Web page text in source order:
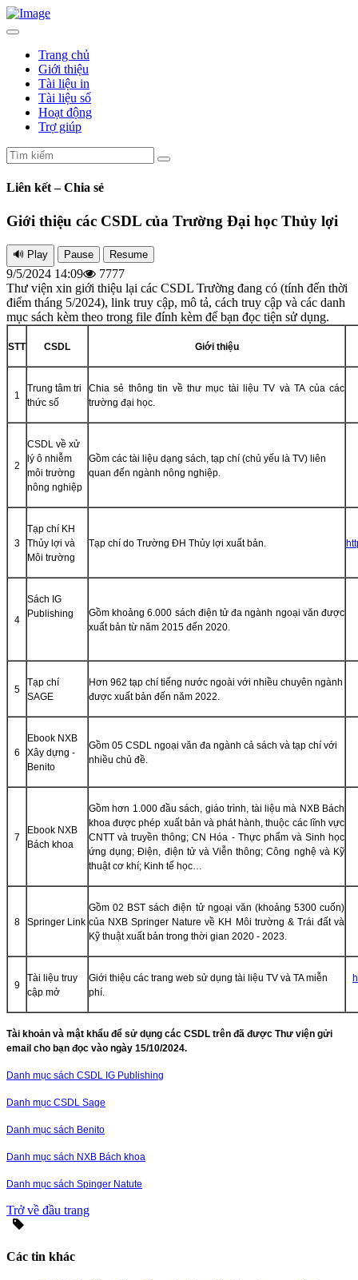
Trang chủ
Giới thiệu
Tài liệu in
Tài liệu số
Hoạt động
Trợ giúp
Liên kết – Chia sẻ
Giới thiệu các CSDL của Trường Đại học Thủy lợi
9/5/2024 14:09
7777
Thư viện xin giới thiệu lại các CSDL Trường đang có (tính đến thời
điểm tháng 5/2024), link truy cập, mô tả, cách truy cập và các danh
mục sách kèm theo trong file đính kèm để bạn đọc tiện sử dụng.
STT CSDL Giới thiệu
1
Trung tâm tri
thức số
Chia sẻ thông tin về thư mục tài liệu TV và TA của các
trường đại học.
2
CSDL về xử
lý ô nhiễm
môi trường
nông nghiệp
Gồm các tài liệu dạng sách, tạp chí (chủ yếu là TV) liên
quan đến ngành nông nghiệp.
3
Tạp chí KH
Thủy lợi và
Môi trường
Tạp chí do Trường ĐH Thủy lợi xuất bản.
4
Sách IG
Publishing
Gồm khoảng 6.000 sách điện tử đa ngành ngoại văn được
xuất bản từ năm 2015 đến 2020.
5
Tạp chí
SAGE
Hơn 962 tạp chí tiếng nước ngoài với nhiều chuyên ngành
được xuất bản đến năm 2022.
6
Ebook NXB
Xây dựng -
Benito
Gồm 05 CSDL ngoại văn đa ngành cả sách và tạp chí với
nhiều chủ đề.
7
Ebook NXB
Bách khoa
Gồm hơn 1.000 đầu sách, giáo trình, tài liệu mà NXB Bách
khoa được phép xuất bản và phát hành, thuộc các lĩnh vực
CNTT và truyền thông; CN Hóa - Thực phẩm và Sinh học
ứng dụng; Điện, điện tử và Viễn thông; Công nghệ và Kỹ
thuật cơ khí; Kinh tế học…
8 Springer Link
Gồm 02 BST sách điện tử ngoại văn (khoảng 5300 cuốn)
của NXB Springer Nature về KH Môi trường & Trái đất và
Kỹ thuật xuất bản trong thời gian 2020 - 2023.
9
Tài liệu truy
cập mở
Giới thiệu các trang web sử dụng tài liệu TV và TA miễn
phí.
Tài khoản và mật khẩu để sử dụng các CSDL trên đã được Thư viện gửi
email cho bạn đọc vào ngày 15/10/2024.
Danh mục sách CSDL IG Publishing
Danh mục CSDL Sage
Danh mục sách Benito
Danh mục sách NXB Bách khoa
Danh mục sách Spinger Natute
Trở về đầu trang
Các tin khác